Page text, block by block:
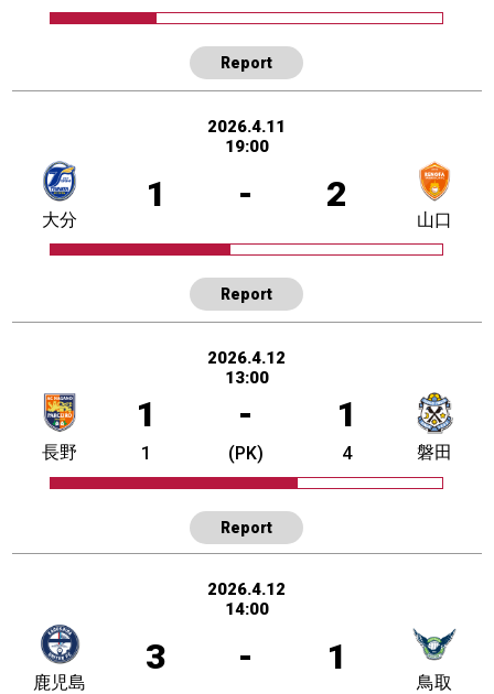
Report
2026.4.11
19:00
1 - 2
大分 山口
Report
2026.4.12
13:00
1 - 1
長野 1 (PK) 4 磐田
Report
2026.4.12
14:00
3 - 1
鹿児島 鳥取